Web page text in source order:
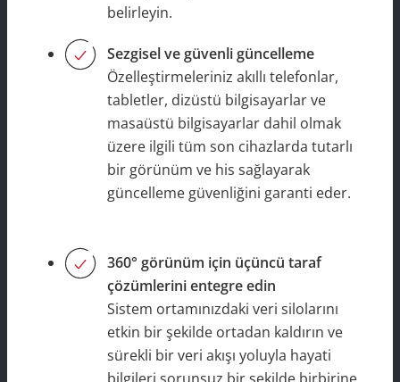
belirleyin.
Sezgisel ve güvenli güncelleme
Özelleştirmeleriniz akıllı telefonlar,
tabletler, dizüstü bilgisayarlar ve
masaüstü bilgisayarlar dahil olmak
üzere ilgili tüm son cihazlarda tutarlı
bir görünüm ve his sağlayarak
güncelleme güvenliğini garanti eder.
360° görünüm için üçüncü taraf
çözümlerini entegre edin
Sistem ortamınızdaki veri silolarını
etkin bir şekilde ortadan kaldırın ve
sürekli bir veri akışı yoluyla hayati